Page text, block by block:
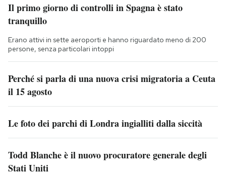
Il primo giorno di controlli in Spagna è stato
tranquillo
Erano attivi in sette aeroporti e hanno riguardato meno di 200
persone, senza particolari intoppi
Perché si parla di una nuova crisi migratoria a Ceuta
il 15 agosto
Le foto dei parchi di Londra ingialliti dalla siccità
Todd Blanche è il nuovo procuratore generale degli
Stati Uniti